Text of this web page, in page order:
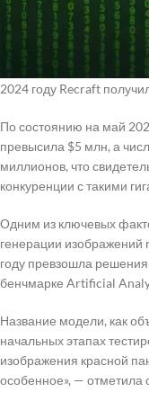
Стартап Recraft,
привлёк $30 млн в
Это уже второй
2024 году Recraft
По состоянию на май
превысила $5 млн, а
миллионов, что
конкуренции с такими
Одним из ключевых
генерации изображений
году превзошла
бенчмарке Artificial
Название модели, как
начальных этапах
изображения красной
особенное», — отметила